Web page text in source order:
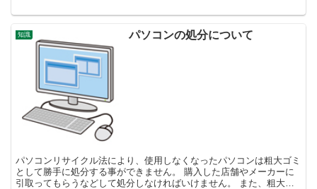
知識 パソコンの処分について
パソコンリサイクル法により、使用しなくなったパソコンは粗大ゴミ
として勝手に処分する事ができません。 購入した店舗やメーカーに
引取ってもらうなどして処分しなければいけません。 また、粗大ご